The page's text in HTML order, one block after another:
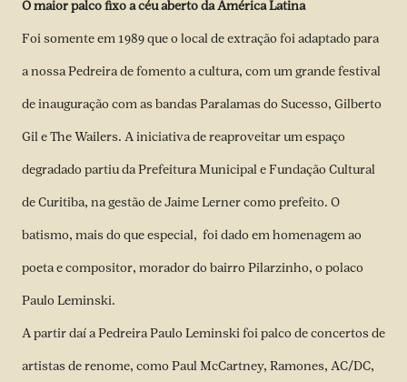
O maior palco fixo a céu aberto da América Latina
Foi somente em 1989 que o local de extração foi adaptado para
a nossa Pedreira de fomento a cultura, com um grande festival
de inauguração com as bandas Paralamas do Sucesso, Gilberto
Gil e The Wailers. A iniciativa de reaproveitar um espaço
degradado partiu da Prefeitura Municipal e Fundação Cultural
de Curitiba, na gestão de Jaime Lerner como prefeito. O
batismo, mais do que especial, foi dado em homenagem ao
poeta e compositor, morador do bairro Pilarzinho, o polaco
Paulo Leminski.
A partir daí a Pedreira Paulo Leminski foi palco de concertos de
artistas de renome, como Paul McCartney, Ramones, AC/DC,